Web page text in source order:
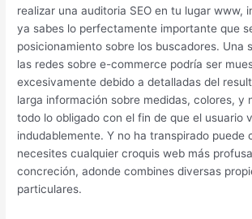
realizar una auditoria SEO en tu lugar www,
ya sabes lo perfectamente importante que
posicionamiento sobre los buscadores. Una
las redes sobre e-commerce podrí­a ser
excesivamente debido a detalladas del
larga información sobre medidas, colores, y
todo lo obligado con el fin de que el usuario
indudablemente. Y no ha transpirado puede
necesites cualquier croquis web más
concreción, adonde combines diversas
particulares.